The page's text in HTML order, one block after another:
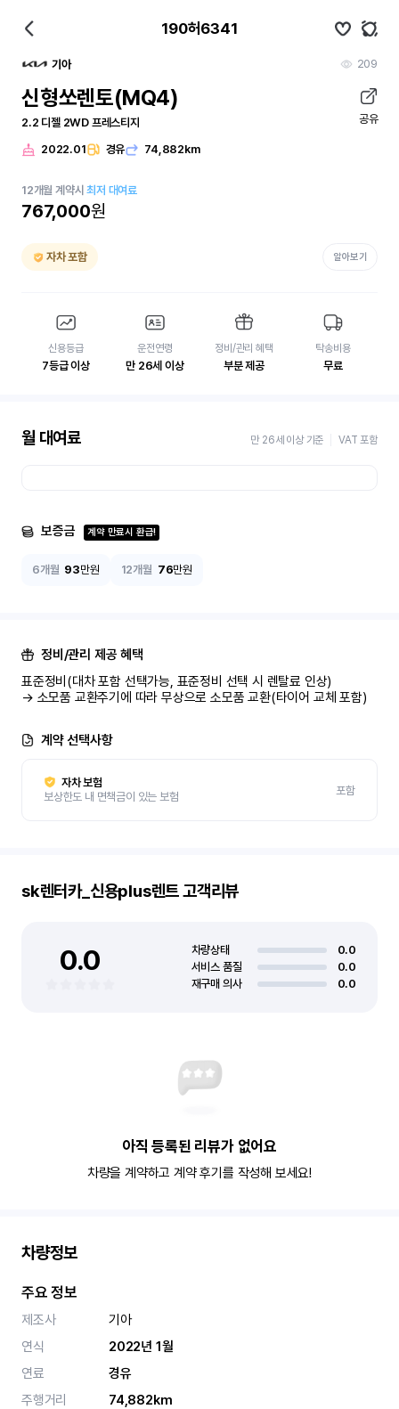
190허6341
기아 209
신형쏘렌토(MQ4)
2.2 디젤 2WD 프레스티지 공유
2022.01 경유 74,882km
12개월 계약시최저 대여료
767,000원
자차 포함 알아보기
신용등급
7등급 이상
운전연령
만 26세 이상
정비/관리 혜택
부분 제공
탁송비용
무료
월 대여료 만 26세 이상 기준 VAT 포함
보증금 계약 만료시 환급!
6개월 93만원 12개월 76만원
정비/관리 제공 혜택
표준정비(대차 포함 선택가능, 표준정비 선택 시 렌탈료 인상)
→ 소모품 교환주기에 따라 무상으로 소모품 교환(타이어 교체 포함)
계약 선택사항
자차 보험
보상한도 내 면책금이 있는 보험
포함
sk렌터카_신용plus렌트고객리뷰
0.0 차량상태
0.0
서비스 품질
0.0
재구매 의사
0.0
아직 등록된 리뷰가 없어요
차량을 계약하고 계약 후기를 작성해 보세요!
차량정보
주요 정보
제조사
기아
연식
2022년 1월
연료
경유
주행거리
74,882km